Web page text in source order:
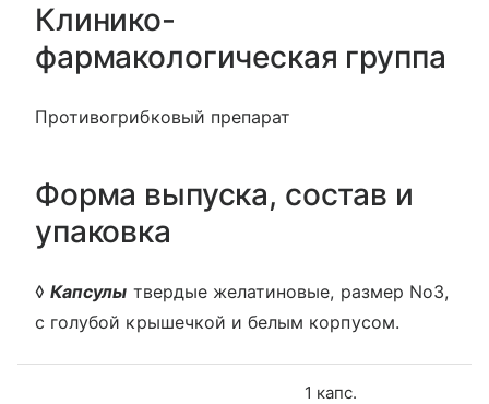
Клинико-
фармакологическая группа
Противогрибковый препарат
Форма выпуска, состав и
упаковка
◊Капсулы твердые желатиновые, размер No3,
с голубой крышечкой и белым корпусом.
1 капс.